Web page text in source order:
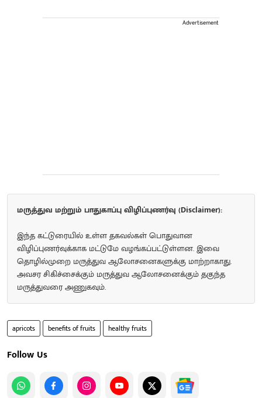
Advertisement
மருத்துவ மற்றும் பாதுகாப்பு விழிப்புணர்வு (Disclaimer):
இந்த கட்டுரையில் உள்ள தகவல்கள் பொதுவான
விழிப்புணர்வுக்காக மட்டுமே வழங்கப்பட்டுள்ளன. இவை
தொழில்முறை மருத்துவ ஆலோசனைகளுக்கு மாற்றாகாது.
அவசர சிகிச்சைக்கும் மருத்துவ ஆலோசனைக்கும் தகுந்த
மருத்துவரை அணுகவும்.
apricots benefits of fruits healthy fruits
Follow Us